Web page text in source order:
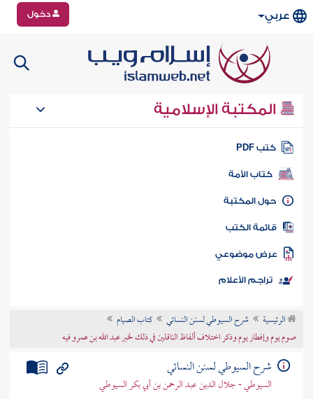
عربي دخول
المكتبة الإسلامية
كتب PDF
كتاب الأمة
المكتبة
الكتب
موضوعي
تراجم الأعلام
الرئيسية شرح السيوطي لسنن النسائي
كتاب الصيام
صوم يوم وإفطار يوم وذكر اختلاف ألفاظ الناقلين في ذلك لخبر عبد الله بن عمرو فيه
شرح السيوطي لسنن النسائي
السيوطي - جلال الدين عبد الرحمن بن أبي بكر السيوطي